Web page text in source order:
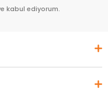
kabul ediyorum.